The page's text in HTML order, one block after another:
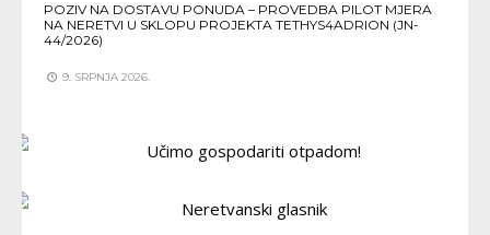
POZIV NA DOSTAVU PONUDA – PROVEDBA PILOT MJERA
NA NERETVI U SKLOPU PROJEKTA TETHYS4ADRION (JN-
44/2026)
9. SRPNJA 2026.